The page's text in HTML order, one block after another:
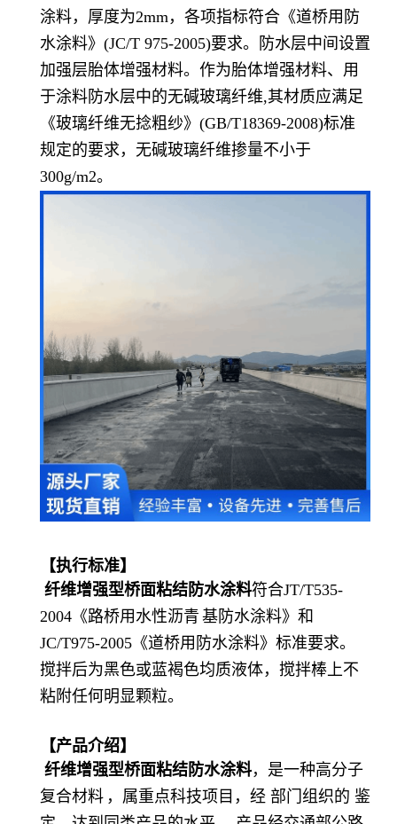
涂料，厚度为2mm，各项指标符合《道桥用防
水涂料》(JC/T 975-2005)要求。防水层中间设置
加强层胎体增强材料。作为胎体增强材料、用
于涂料防水层中的无碱玻璃纤维,其材质应满足
《玻璃纤维无捻粗纱》(GB/T18369-2008)标准
规定的要求，无碱玻璃纤维掺量不小于
300g/m2。
【执行标准】
纤维增强型桥面粘结防水涂料符合JT/T535-
2004《路桥用水性沥青 基防水涂料》和
JC/T975-2005《道桥用防水涂料》标准要求。
搅拌后为黑色或蓝褐色均质液体，搅拌棒上不
粘附任何明显颗粒。
【产品介绍】
纤维增强型桥面粘结防水涂料，是一种高分子
复合材料 ，属重点科技项目，经 部门组织的 鉴